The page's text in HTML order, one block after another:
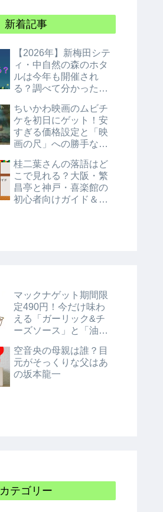
新着記事
【2026年】新梅田シテ
ィ・中自然の森のホタ
ルは今年も開催され
る？調べて分かった衝
ちいかわ映画のムビチ
ケを初日にゲット！安
すぎる価格設定と「映
画の尺」への勝手な考
桂二葉さんの落語はど
こで見れる？大阪・繁
昌亭と神戸・喜楽館の
初心者向けガイド＆基
マックナゲット期間限
定490円！今だけ味わ
える「ガーリック&チ
ーズソース」と「油淋
空音央の母親は誰？目
元がそっくりな父はあ
の坂本龍一
カテゴリー